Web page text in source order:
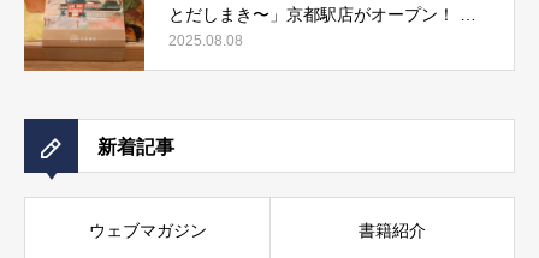
とだしまき〜」京都駅店がオープン！ だ
しまき弁当やおみやげにもぴったりな人気
メニューをご紹介』記事公開中
2025.08.08
新着記事
ウェブマガジン 書籍紹介